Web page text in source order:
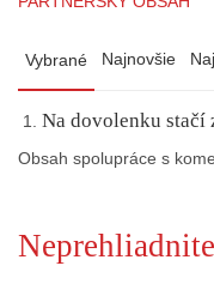
Vybrané Najnovšie
Na dovolenku
Obsah spolupráce s